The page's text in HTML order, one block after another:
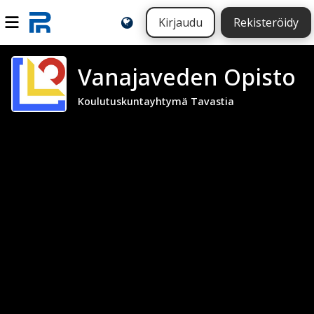
Kirjaudu Rekisteröidy
Vanajaveden Opisto
Koulutuskuntayhtymä Tavastia